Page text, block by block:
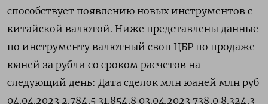
способствует появлению новых инструментов с
китайской валютой. Ниже представлены данные
по инструменту валютный своп ЦБР по продаже
юаней за рубли со сроком расчетов на
следующий день: Дата сделок млн юаней млн руб
04.04.2023 2.784,5 31.854,8 03.04.2023 738,0 8.324,3